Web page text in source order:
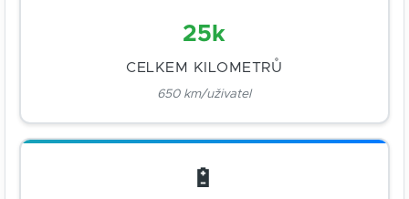
25k
CELKEM KILOMETRŮ
650 km/uživatel
🔋